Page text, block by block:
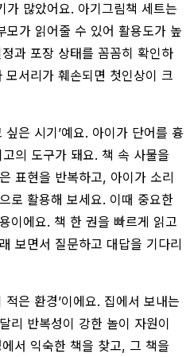
가 많았어요. 아기그림책 세트는
모가 읽어줄 수 있어 활용도가 높
과 포장 상태를 꼼꼼히 확인하
서리가 훼손되면 첫인상이 크
은 시기’예요. 아이가 단어를 흉
의 도구가 돼요. 책 속 사물을
표현을 반복하고, 아이가 소리
로 활용해 보세요. 이때 중요한
이에요. 책 한 권을 빠르게 읽고
보면서 질문하고 대답을 기다리
은 환경’이에요. 집에서 보내는
리 반복성이 강한 놀이 자원이
서 익숙한 책을 찾고, 그 책을